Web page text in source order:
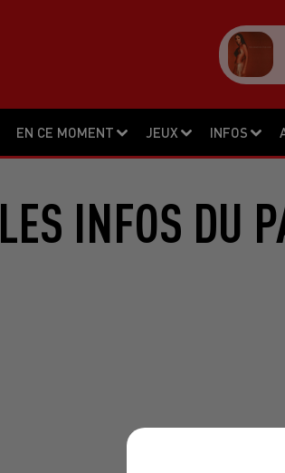
EN CE MOMENT JEUX INFOS
LES INFOS DU